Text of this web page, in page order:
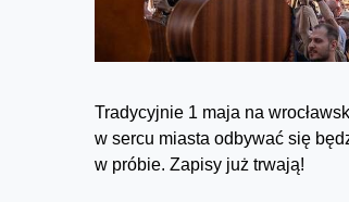
Tradycyjnie 1 maja na
w sercu miasta odbywać się
w próbie. Zapisy już trwają!